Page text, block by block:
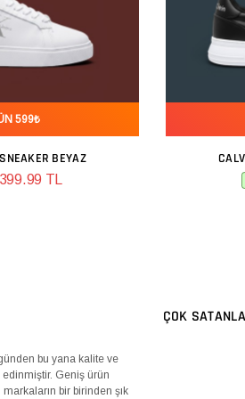
599₺
EKLE BEYAZ
TL
bu yana kalite ve
Geniş ürün
bir birinden şık
ÇOK